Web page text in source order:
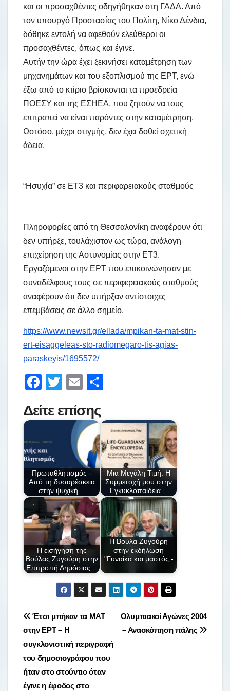
και οι προσαχθέντες οδηγήθηκαν στη ΓΑΔΑ. Από
τον υπουργό Προστασίας του Πολίτη, Νίκο Δένδια,
δόθηκε εντολή να αφεθούν ελεύθεροι οι
προσαχθέντες, όπως και έγινε.
Αυτήν την ώρα έχει ξεκινήσει καταμέτρηση των
μηχανημάτων και του εξοπλισμού της ΕΡΤ, ενώ
έξω από το κτίριο βρίσκονται τα προεδρεία
ΠΟΕΣΥ και της ΕΣΗΕΑ, που ζητούν να τους
επιτραπεί να είναι παρόντες στην καταμέτρηση.
Ωστόσο, μέχρι στιγμής, δεν έχει δοθεί σχετική
άδεια.
“Ησυχία” σε ΕΤ3 και περιφαρειακούς σταθμούς
Πληροφορίες από τη Θεσσαλονίκη αναφέρουν ότι
δεν υπήρξε, τουλάχιστον ως τώρα, ανάλογη
επιχείρηση της Αστυνομίας στην ΕΤ3.
Εργαζόμενοι στην ΕΡΤ που επικοινώνησαν με
συναδέλφους τους σε περιφερειακούς σταθμούς
αναφέρουν ότι δεν υπήρξαν αντίστοιχες
επεμβάσεις σε άλλο σημείο.
https://www.newsit.gr/ellada/mpikan-ta-mat-stin-
ert-eisaggeleas-sto-radiomegaro-tis-agias-
paraskeyis/1695572/
F
c
b
o
o
k
T
tt
er
E
ail ρ
α
σ
τε
ίτ
ε
Δείτε επίσης
Πρωταθλητισμός -
Από τη δυσαρέσκεια
στην ψυχική…
Μια Μεγάλη Τιμή: Η
Συμμετοχή μου στην
Εγκυκλοπαίδεια…
Η εισήγηση της
Βούλας Ζυγούρη στην
Επιτροπή Δημόσιας…
Η Βούλα Ζυγούρη
στην εκδήλωση
"Γυναίκα και μαστός -
…
Πλοήγηση
άρθρων
Ολυμπιακοί Αγώνες 2004
– Ανασκόπηση πάλης
Έτσι μπήκαν τα ΜΑΤ
στην ΕΡΤ – Η
συγκλονιστική περιγραφή
του δημοσιογράφου που
ήταν στο στούντιο όταν
έγινε η έφοδος στο